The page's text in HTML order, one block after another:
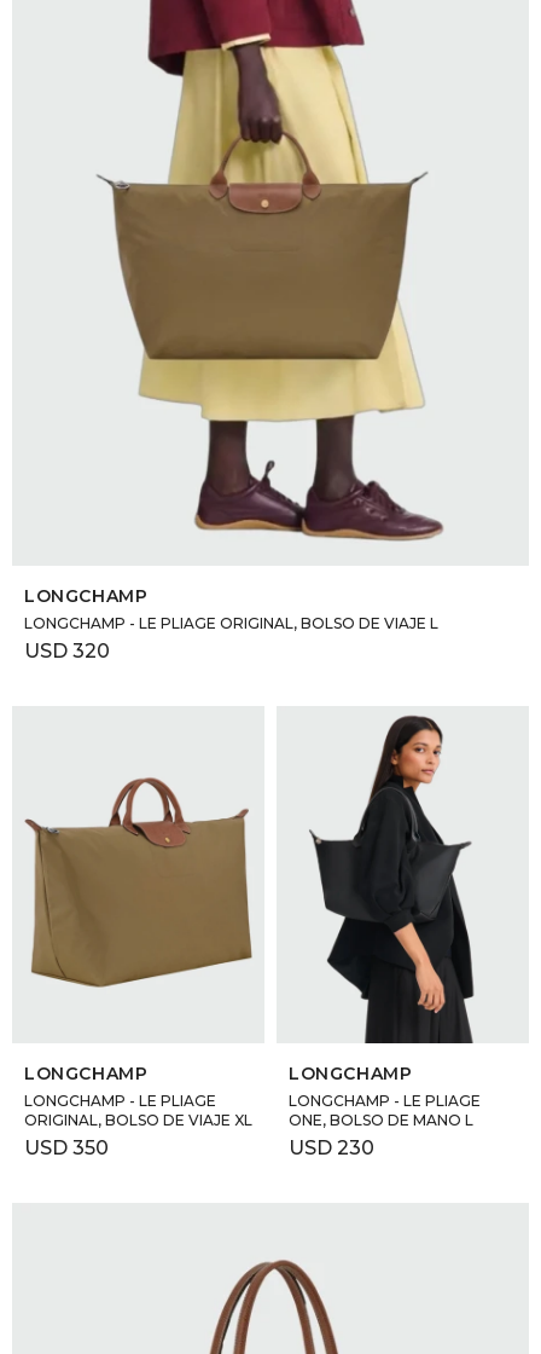
LONGCHAMP
LONGCHAMP - LE PLIAGE ORIGINAL, BOLSO DE VIAJE L
USD 320
LONGCHAMP
LONGCHAMP - LE PLIAGE
ORIGINAL, BOLSO DE VIAJE XL
USD 350
SELECCIONAR TALLE
LONGCHAMP
LONGCHAMP - LE PLIAGE
ONE, BOLSO DE MANO L
USD 230